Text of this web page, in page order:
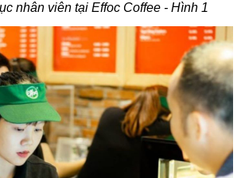
nhân viên tại Effoc Coffee - Hình 1